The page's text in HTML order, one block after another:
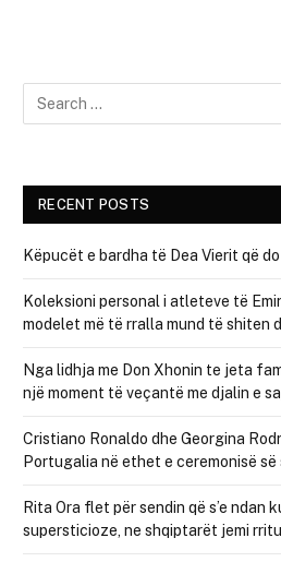
RECENT POSTS
Këpucët e bardha të Dea Vierit që
Koleksioni personal i atleteve të
modelet më të rralla mund të shiten
Nga lidhja me Don Xhonin te jeta
një moment të veçantë me djalin e
Cristiano Ronaldo dhe Georgina
Portugalia në ethet e ceremonisë
Rita Ora flet për sendin që s’e ndan
supersticioze, ne shqiptarët jemi